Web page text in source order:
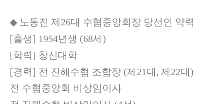
◆ 노동진 제 26대 수협중앙회장 당선인 약력
[출생] 1954년생 (68세 )
[학력] 창신대학
[경력] 전 진해수협 조합장 (제21 대 제22대)
전 수협중앙회 비상임이사